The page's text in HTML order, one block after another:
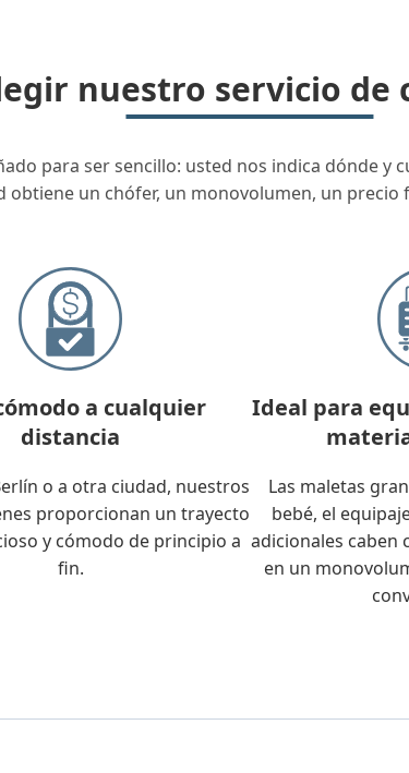
nuestro servicio de
para ser sencillo: usted nos indica dónde y
obtiene un chófer, un monovolumen, un
a cualquier
distancia
o a otra ciudad, nuestros
proporcionan un trayecto
y cómodo de principio a
fin.
Ideal para
Las maletas
bebé, el
adicionales caben
en un